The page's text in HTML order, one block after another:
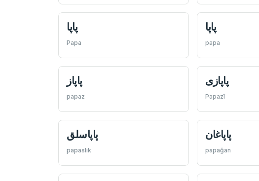
پاپا
Papa
پاپا
papa
پاپاز
papaz
پاپازی
Papazî
پاپاسلق
papaslık
پاپاغان
papağan